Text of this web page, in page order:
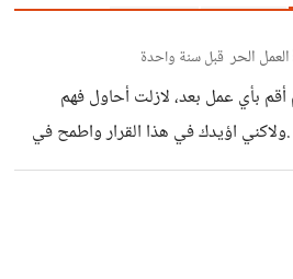
العمل الحر قبل سنة واحدة
بأي عمل بعد، لازلت أحاول فهم
.ولاكني اؤيدك في هذا القرار واطمح في
حتي أشعر بأني علي أرض صلبة